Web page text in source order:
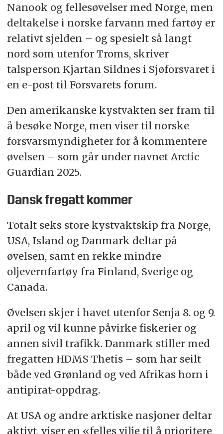
Nanook og fellesøvelser med Norge, men
deltakelse i norske farvann med fartøy er
relativt sjelden – og spesielt så langt
nord som utenfor Troms, skriver
talsperson Kjartan Sildnes i Sjøforsvaret i
en e-post til Forsvarets forum.
Den amerikanske kystvakten ser fram til
å besøke Norge, men viser til norske
forsvarsmyndigheter for å kommentere
øvelsen – som går under navnet Arctic
Guardian 2025.
Dansk fregatt kommer
Totalt seks store kystvaktskip fra Norge,
USA, Island og Danmark deltar på
øvelsen, samt en rekke mindre
oljevernfartøy fra Finland, Sverige og
Canada.
Øvelsen skjer i havet utenfor Senja 8. og 9.
april og vil kunne påvirke fiskerier og
annen sivil trafikk. Danmark stiller med
fregatten HDMS Thetis – som har seilt
både ved Grønland og ved Afrikas horn i
antipirat-oppdrag.
At USA og andre arktiske nasjoner deltar
aktivt, viser en «felles vilje til å prioritere